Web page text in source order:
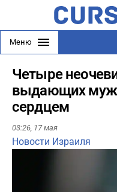
Меню
Четыре
выдающих
сердцем
03:26, 17 мая
Новости Израиля